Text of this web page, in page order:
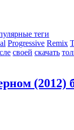
теги
Progressive Remix
своей скачать
(2012)